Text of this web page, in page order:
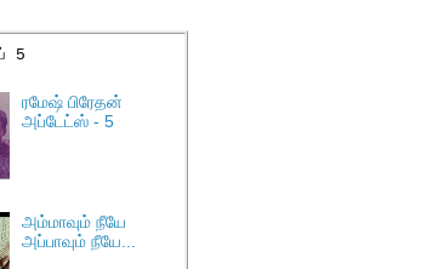
5
ரமேஷ் பிரேதன்
அப்டேட்ஸ் - 5
அம்மாவும் நீயே
அப்பாவும் நீயே...